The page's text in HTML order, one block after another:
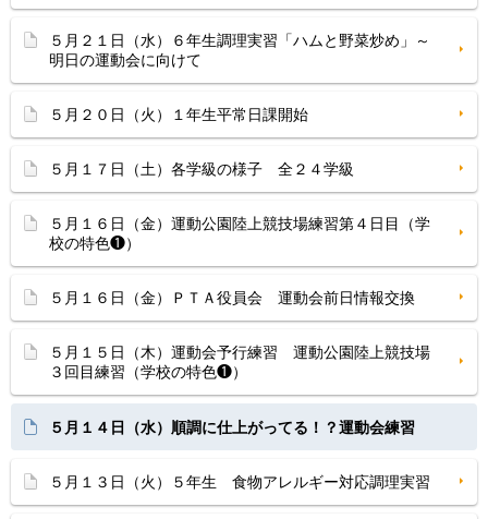
５月２１日（水）６年生調理実習「ハムと野菜炒め」～
明日の運動会に向けて
５月２０日（火）１年生平常日課開始
５月１７日（土）各学級の様子 全２４学級
５月１６日（金）運動公園陸上競技場練習第４日目（学
校の特色❶）
５月１６日（金）ＰＴＡ役員会 運動会前日情報交換
５月１５日（木）運動会予行練習 運動公園陸上競技場
３回目練習（学校の特色❶）
５月１４日（水）順調に仕上がってる！？運動会練習
５月１３日（火）５年生 食物アレルギー対応調理実習